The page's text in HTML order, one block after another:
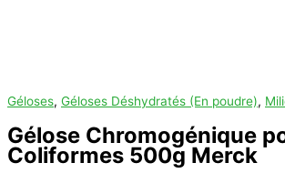
Géloses, Géloses Déshydratés (En poudre),
Gélose Chromogénique
Coliformes 500g Merck